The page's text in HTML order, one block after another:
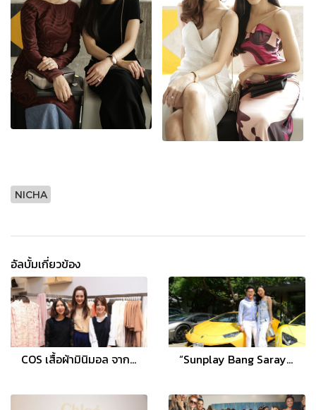
NICHA
อัลบั้มเกี่ยวข้อง
COS เสื้อผ้ามินิมอล จากลอนดอน ฉลองเปิดร้านสาขาแรกในประเทศไทย ที่ดิ เอ็มควอเทียร์ “Sunplay Bang Saray” จัดงานโชว์รถยุโรปสุดหรู รวมเหล่าเซเลบโชว์ตำนานรถหายาก